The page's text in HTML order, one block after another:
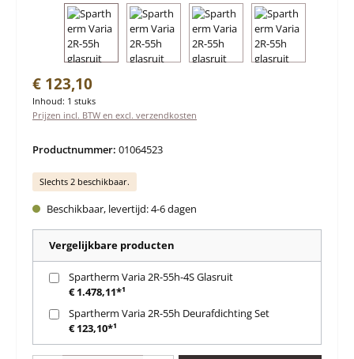
Normale prijs:
€ 123,10
Inhoud: 1 stuks
Prijzen incl. BTW en excl. verzendkosten
Productnummer: 01064523
Slechts 2 beschikbaar.
Beschikbaar, levertijd: 4-6 dagen
Vergelijkbare producten
Spartherm Varia 2R-55h-4S Glasruit
€ 1.478,11*¹
Spartherm Varia 2R-55h Deurafdichting Set
€ 123,10*¹